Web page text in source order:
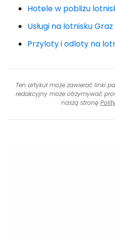
Hotele w pobliżu
Usługi na lotnisku Graz
Przyloty i odloty na
Ten artykuł może zawierać linki
redakcyjny może otrzymywać
naszą stronę